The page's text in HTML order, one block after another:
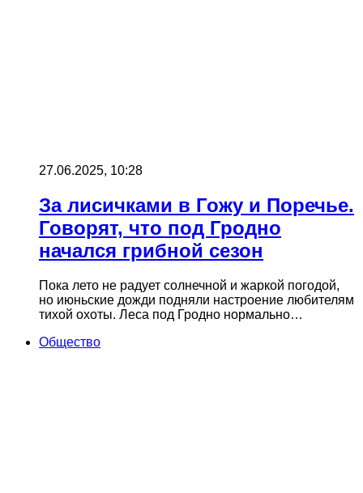
27.06.2025, 10:28
За лисичками в Гожу и Поречье.
Говорят, что под Гродно
начался грибной сезон
Пока лето не радует солнечной и жаркой погодой,
но июньские дожди подняли настроение любителям
тихой охоты. Леса под Гродно нормально…
Общество